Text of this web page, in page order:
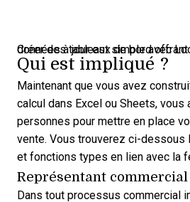
Créer des tableaux de bord offrant des visualisations de données à jour est
Qui est impliqué ?
Maintenant que vous avez
calcul dans Excel ou Sheets, vous
personnes pour mettre en place
vente. Vous trouverez ci-dessous
et fonctions types en lien avec la
Représentant commercial
Dans tout processus commercial